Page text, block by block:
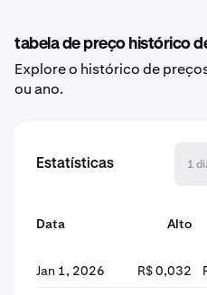
tabela de preço histórico
Explore o histórico de
ou ano.
Estatísticas 1
Data Alto
Jan 1, 2026
R$ 0,032